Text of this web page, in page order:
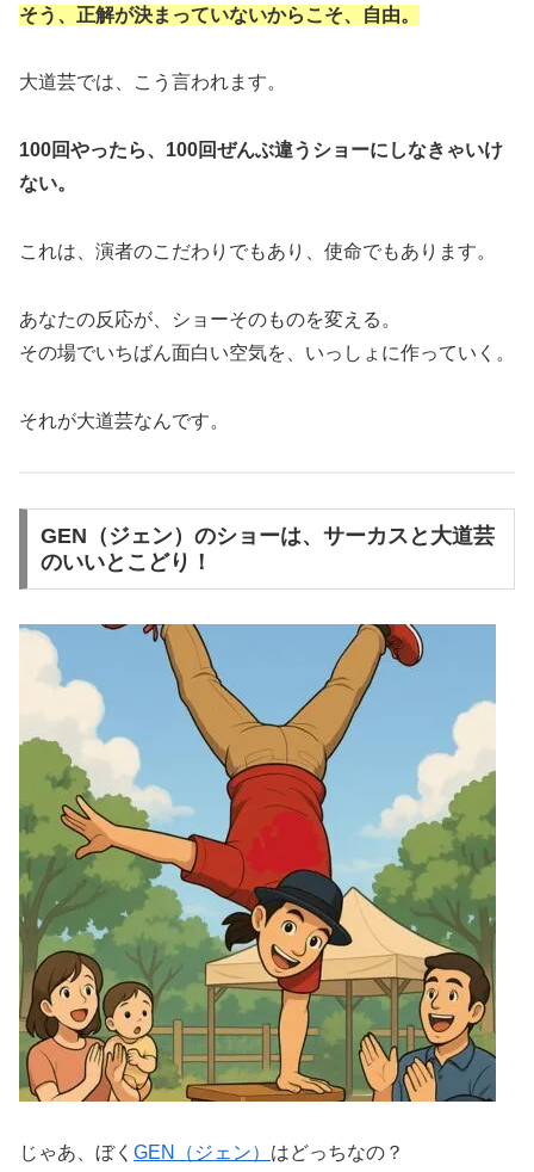
そう、正解が決まっていないからこそ、自由。
大道芸では、こう言われます。
100回やったら、100回ぜんぶ違うショーにしなきゃいけ
ない。
これは、演者のこだわりでもあり、使命でもあります。
あなたの反応が、ショーそのものを変える。
その場でいちばん面白い空気を、いっしょに作っていく。
それが大道芸なんです。
GEN（ジェン）のショーは、サーカスと大道芸
のいいとこどり！
じゃあ、ぼく GEN（ジェン） はどっちなの？